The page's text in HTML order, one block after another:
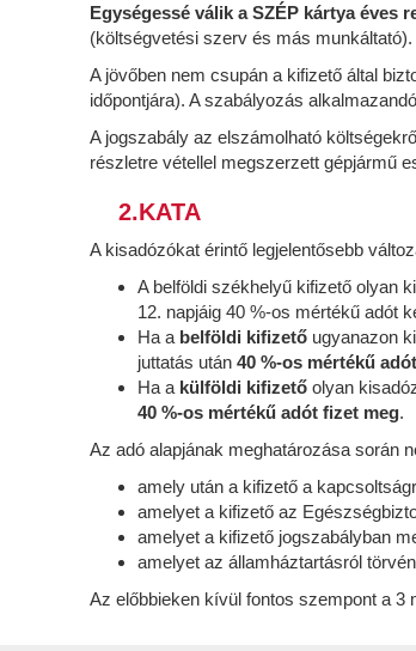
Egységessé válik a SZÉP kártya éves
(költségvetési szerv és más munkáltató).
A jövőben nem csupán a kifizető által
időpontjára). A szabályozás
A jogszabály az elszámolható
részletre vétellel megszerzett gépjármű
2.KATA
A kisadózókat érintő legjelentősebb
A belföldi székhelyű kifizető olyan
12. napjáig 40 %-os mértékű adót
Ha a belföldi kifizető ugyanazon
juttatás után 40 %-os mértékű
Ha a külföldi kifizető olyan
40 %-os mértékű adót fizet meg.
Az adó alapjának meghatározása során
amely után a kifizető a
amelyet a kifizető az
amelyet a kifizető jogszabályban
amelyet az államháztartásról
Az előbbieken kívül fontos szempont a 3